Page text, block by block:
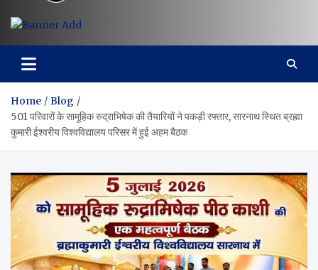
Home
Blog
501 परिवारों के सामूहिक रुद्राभिषेक की तैयारियों ने पकड़ी रफ्तार, सारनाथ स्थित ब्रह्मा
कुमारी ईश्वरीय विश्वविद्यालय परिसर में हुई अहम बैठक